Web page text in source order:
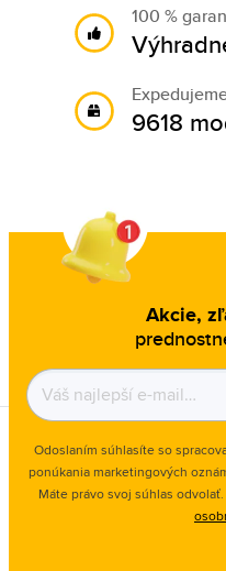
100 %
9618
Akcie,
Odoslaním súhlasíte so
ponúkania marketingových
Máte právo svoj súhlas